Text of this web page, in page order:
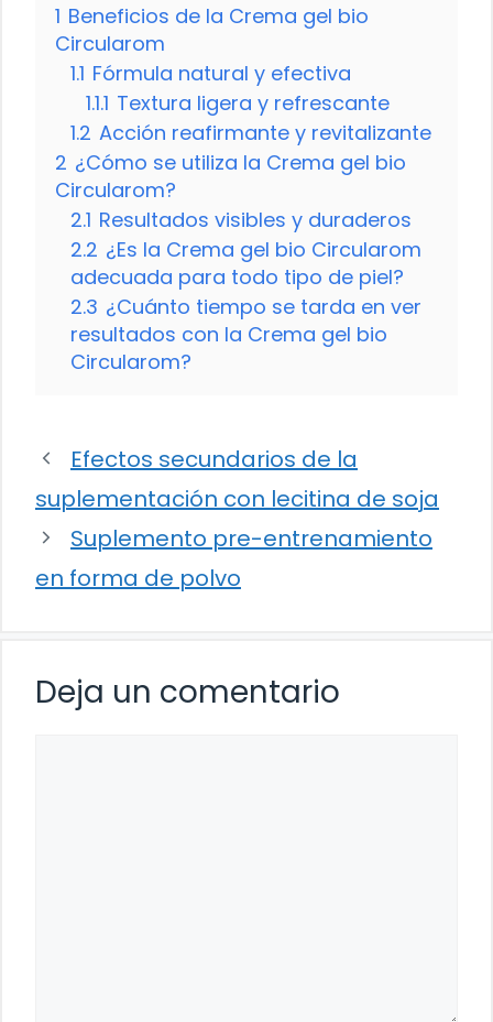
1 Beneficios de la Crema gel bio
Circularom
1.1 Fórmula natural y efectiva
1.1.1 Textura ligera y refrescante
1.2 Acción reafirmante y revitalizante
2 ¿Cómo se utiliza la Crema gel bio
Circularom?
2.1 Resultados visibles y duraderos
2.2 ¿Es la Crema gel bio Circularom
adecuada para todo tipo de piel?
2.3 ¿Cuánto tiempo se tarda en ver
resultados con la Crema gel bio
Circularom?
Efectos secundarios de la
suplementación con lecitina de soja
Suplemento pre-entrenamiento
en forma de polvo
Deja un comentario